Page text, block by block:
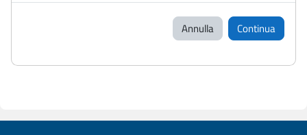
Annulla Continua